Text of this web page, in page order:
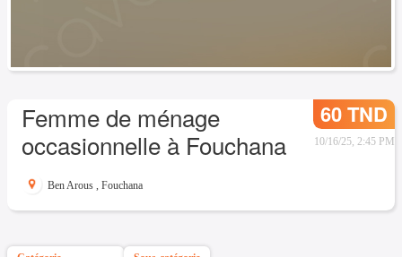
Femme de ménage
occasionnelle à Fouchana
60 TND
10/16/25, 2:45 PM
Ben Arous , Fouchana